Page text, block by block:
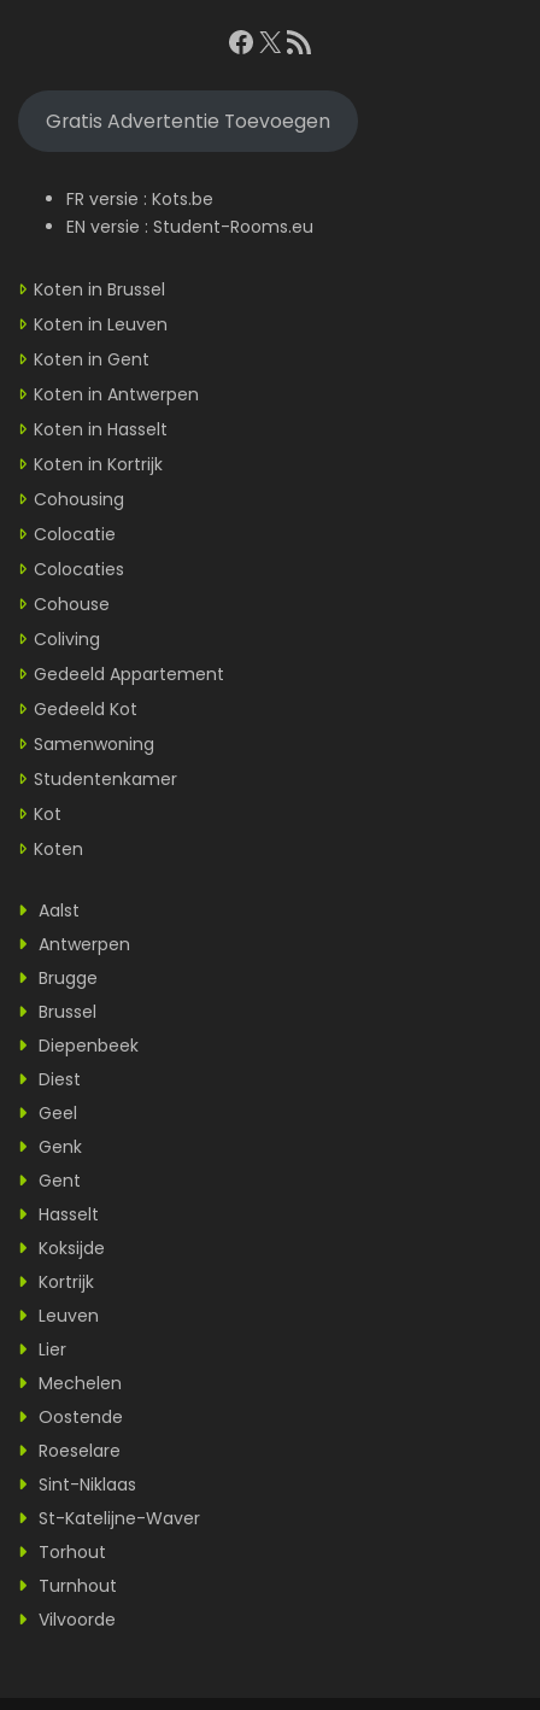
Facebook
X RSS feed
Gratis Advertentie Toevoegen
FR versie : Kots.be
EN versie : Student-Rooms.eu
Koten in Brussel
Koten in Leuven
Koten in Gent
Koten in Antwerpen
Koten in Hasselt
Koten in Kortrijk
Cohousing
Colocatie
Colocaties
Cohouse
Coliving
Gedeeld Appartement
Gedeeld Kot
Samenwoning
Studentenkamer
Kot
Koten
Aalst
Antwerpen
Brugge
Brussel
Diepenbeek
Diest
Geel
Genk
Gent
Hasselt
Koksijde
Kortrijk
Leuven
Lier
Mechelen
Oostende
Roeselare
Sint-Niklaas
St-Katelijne-Waver
Torhout
Turnhout
Vilvoorde